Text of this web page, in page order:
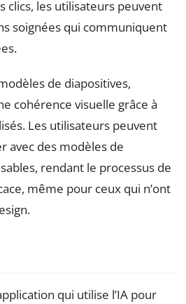
clics, les utilisateurs peuvent
soignées qui communiquent
de diapositives,
cohérence visuelle grâce à
Les utilisateurs peuvent
avec des modèles de
rendant le processus de
même pour ceux qui n’ont
qui utilise l’IA pour